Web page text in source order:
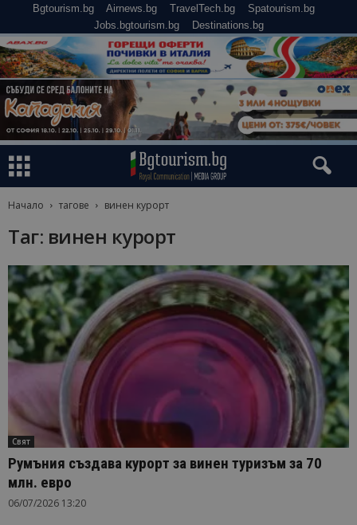
Bgtourism.bg Airnews.bg TravelTech.bg
Spatourism.bg
Jobs.bgtourism.bg
Destinations.bg
Начало тагове винен курорт
Таг: винен курорт
Свят
Румъния създава курорт за винен туризъм за 70
млн. евро
06/07/2026 13:20